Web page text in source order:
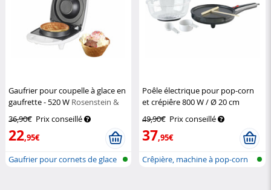
Gaufrier pour coupelle à glace en
gaufrette - 520 W Rosenstein &
36,90€ Prix conseillé
22,95€
Gaufrier pour cornets de glace
Poêle électrique pour pop-corn
et crépiêre 800 W / Ø 20 cm
49,90€ Prix conseillé
37,95€
Crêpière, machine à pop-corn